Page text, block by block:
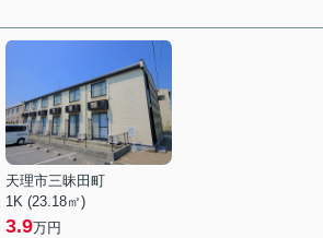
天理市三昧田町
1K (23.18㎡)
3.9万円